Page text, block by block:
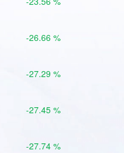
-26.66 %
-27.29 %
-27.45 %
-27.74 %